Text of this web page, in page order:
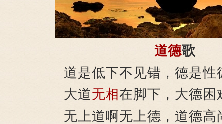
道德歌
道是低下不见错，德是性
大道无相在脚下，大德困
无上道啊无上德，道德高